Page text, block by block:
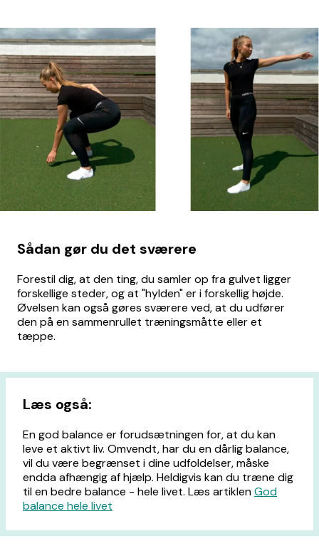
Sådan gør du det sværere
Forestil dig, at den ting, du samler op fra gulvet ligger
forskellige steder, og at "hylden" er i forskellig højde.
Øvelsen kan også gøres sværere ved, at du udfører
den på en sammenrullet træningsmåtte eller et
tæppe.
Læs også:
En god balance er forudsætningen for, at du kan
leve et aktivt liv. Omvendt, har du en dårlig balance,
vil du være begrænset i dine udfoldelser, måske
endda afhængig af hjælp. Heldigvis kan du træne dig
til en bedre balance - hele livet. Læs artiklenGod
balance hele livet